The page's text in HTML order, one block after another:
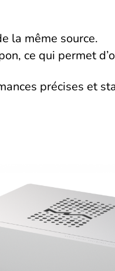
la même source.
ce qui permet
précises et